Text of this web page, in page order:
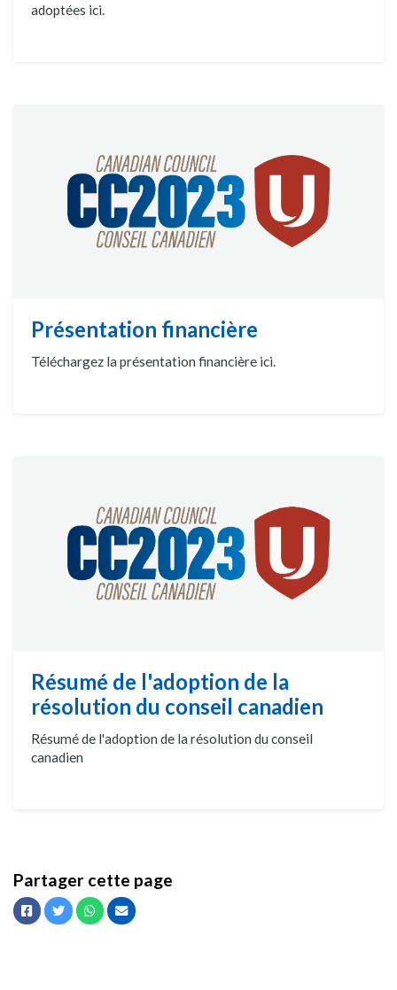
adoptées ici.
Présentation financière
Téléchargez la présentation financière ici.
Résumé de l'adoption de la
résolution du conseil canadien
Résumé de l'adoption de la résolution du conseil
canadien
Partager cette page
Facebook
TwitterWhatsappCourriel